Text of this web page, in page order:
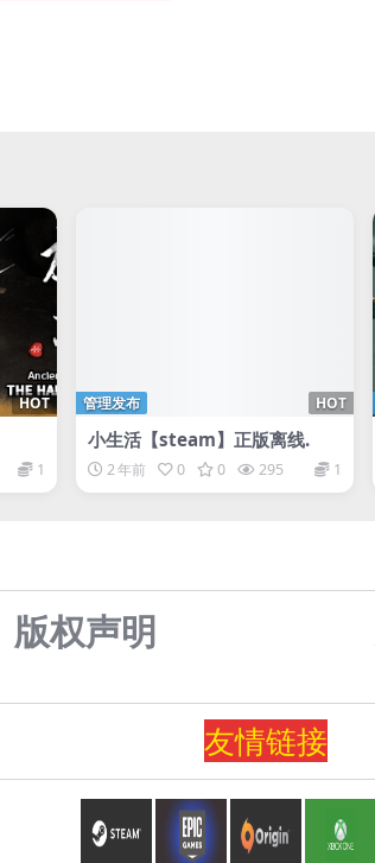
HOT
1
HOT
管理发布
小生活【steam】正版离线.
2 年前 0 0 295 1
版权声明
友情链接